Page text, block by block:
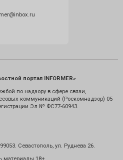
портал INFORMER»
по надзору в сфере связи,
коммуникаций (Роскомнадзор) 05
Эл № ФС77-60943.
Севастополь, ул. Руднева 26.